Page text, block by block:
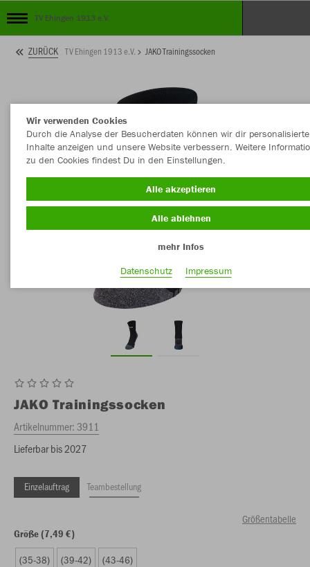
TV Ehingen 1913 e.V.
ZURÜCK TV Ehingen 1913 e.V. JAKO Trainingssocken
JAKO Trainingssocken
Artikelnummer:3911
Lieferbar bis 2027
Einzelauftrag Teambestellung
Größentabelle
Größe (7,49 €)
(35-38) (39-42) (43-46)
Wir verwenden Cookies
Durch die Analyse der Besucherdaten können wir dir personalisierte
Inhalte anzeigen und unsere Website verbessern. Weitere
zu den Cookies findest Du in den Einstellungen.
Alle akzeptieren
Alle ablehnen
mehr Infos
Datenschutz
Impressum